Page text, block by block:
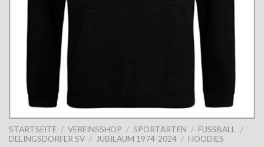
STARTSEITE / VEREINSSHOP / SPORTARTEN / FUSSBALL
/
DELINGSDORFER SV / JUBILÄUM 1974-2024 / HOODIES